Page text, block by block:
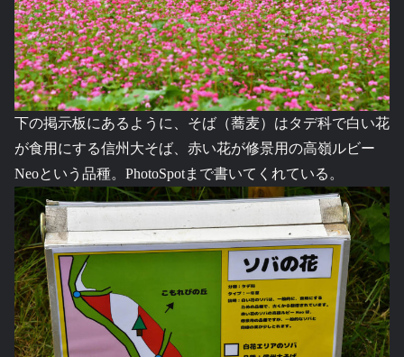
下の掲示板にあるように、そば（蕎麦）はタデ科で白い花
が食用にする信州大そば、赤い花が修景用の高嶺ルビー
Neoという品種。PhotoSpotまで書いてくれている。